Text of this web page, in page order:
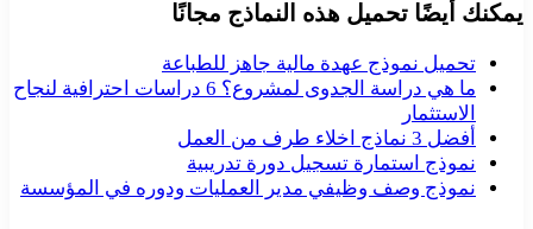
يمكنك أيضًا تحميل هذه النماذج مجانًا
تحميل نموذج عهدة مالية جاهز للطباعة
ما هي دراسة الجدوى لمشروع؟ 6 دراسات احترافية لنجاح
الاستثمار
أفضل 3 نماذج اخلاء طرف من العمل
نموذج استمارة تسجيل دورة تدريبية
نموذج وصف وظيفي مدير العمليات ودوره في المؤسسة